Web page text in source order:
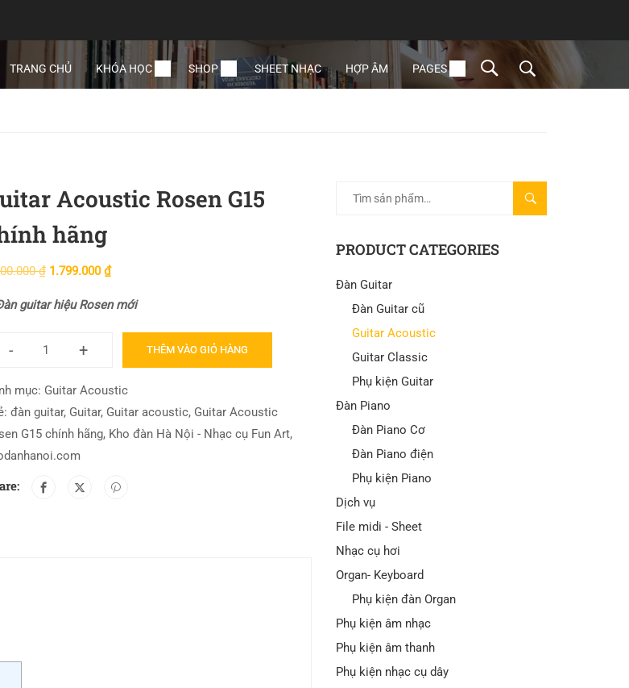
TRANG CHỦ KHÓA HỌC SHOP SHEET NHẠC HỢP ÂM PAGES
Acoustic Rosen G15
hãng
₫ 1.799.000₫
guitar hiệu Rosen mới
- + THÊM VÀO GIỎ HÀNG
mục: Guitar Acoustic
đàn guitar, Guitar, Guitar acoustic, Guitar Acoustic
G15 chính hãng, Kho đàn Hà Nội - Nhạc cụ Fun Art,
TÌM
KIẾM
PRODUCT CATEGORIES
Đàn Guitar
Đàn Guitar cũ
Guitar Acoustic
Guitar Classic
Phụ kiện Guitar
Đàn Piano
Đàn Piano Cơ
Đàn Piano điện
Phụ kiện Piano
Dịch vụ
File midi - Sheet
Nhạc cụ hơi
Organ- Keyboard
Phụ kiện đàn Organ
Phụ kiện âm nhạc
Phụ kiện âm thanh
Phụ kiện nhạc cụ dây